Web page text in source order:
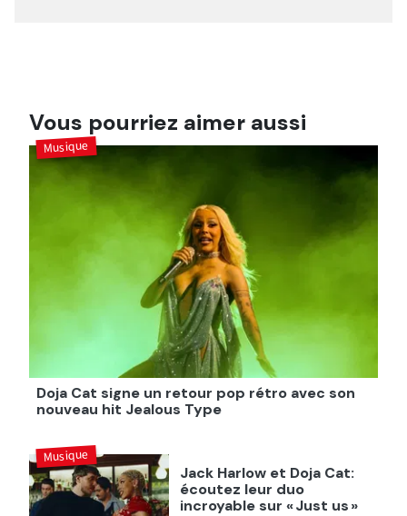
Vous pourriez aimer aussi
Doja Cat signe un retour pop rétro avec son
nouveau hit Jealous Type
Musique
Jack Harlow et Doja Cat:
écoutez leur duo
incroyable sur « Just us »
Musique